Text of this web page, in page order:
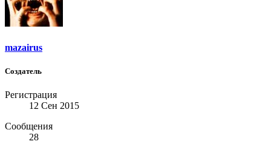
mazairus
Создатель
Регистрация
12 Сен 2015
Сообщения
28